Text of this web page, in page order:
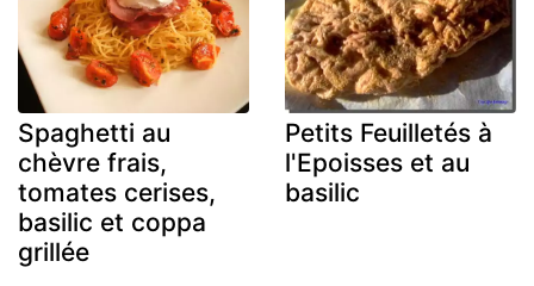
Spaghetti au
chèvre frais,
tomates cerises,
basilic et coppa
grillée
Petits Feuilletés à
l'Epoisses et au
basilic